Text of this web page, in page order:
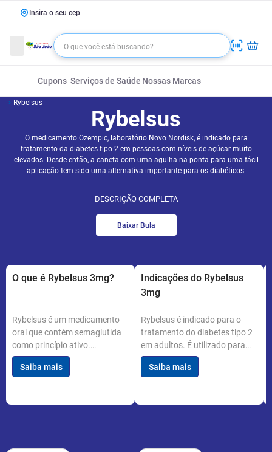
Insira o seu cep
Cupons Serviços de Saúde Nossas Marcas
Rybelsus
Rybelsus
O medicamento Ozempic, laboratório Novo Nordisk, é indicado para
tratamento da diabetes tipo 2 em pessoas com níveis de açúcar muito
elevados. Desde então, a caneta com uma agulha na ponta para uma fácil
aplicação tem sido uma alternativa importante para os diabéticos.
DESCRIÇÃO COMPLETA
Baixar Bula
O que é Rybelsus 3mg?
Rybelsus é um medicamento
oral que contém semaglutida
como princípio ativo.
Desenvolvido pela Novo
Nordisk, é utilizado para o
Saiba mais
Indicações do Rybelsus
3mg
Rybelsus é indicado para o
tratamento do diabetes tipo 2
em adultos. É utilizado para
melhorar o controle glicêmico
quando associado a uma dieta
Saiba mais